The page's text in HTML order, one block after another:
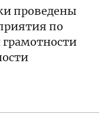
проведены
по